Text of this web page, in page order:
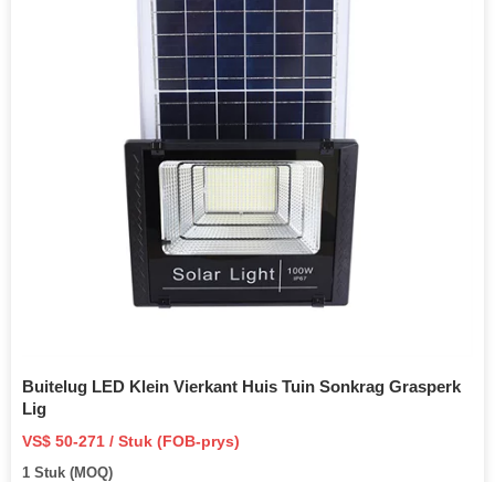
Buitelug LED Klein Vierkant Huis Tuin Sonkrag Grasperk
Lig
VS$ 50-271 / Stuk (FOB-prys)
1 Stuk (MOQ)